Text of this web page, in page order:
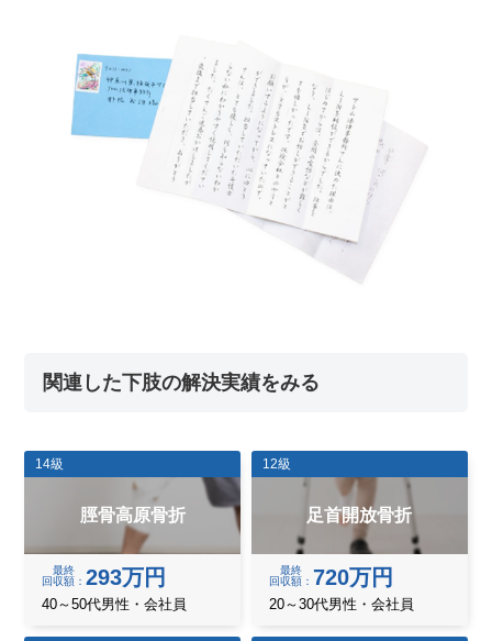
関連した下肢の解決実績をみる
14級
脛骨高原骨折
最終
回収額
293万円
40～50代男性・会社員
12級
足首開放骨折
最終
回収額
720万円
20～30代男性・会社員